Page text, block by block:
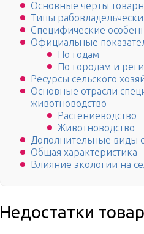
Основные черты
Типы
Специфические
Официальные
По годам
По городам и
Ресурсы сельского
Основные отрасли
животноводство
Растениеводство
Животноводство
Дополнительные виды
Общая характеристика
Влияние экологии на
Недостатки